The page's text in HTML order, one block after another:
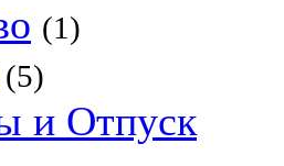
(1)
(5)
и Отпуск